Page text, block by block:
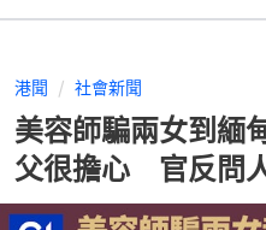
港聞 社會新聞
美容師騙兩女到
父很擔心 官反問